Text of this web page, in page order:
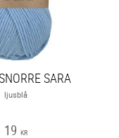
SARA
ljusblå
19 KR